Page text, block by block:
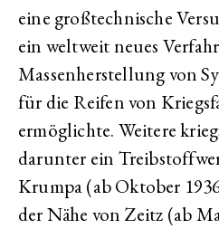
eine großtechnische
ein weltweit neues
Massenherstellung von
für die Reifen von
ermöglichte. Weitere
darunter ein
Krumpa (ab Oktober
der Nähe von Zeitz (ab